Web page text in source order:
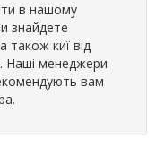
в нашому
знайдете
також киї від
Наші менеджери
вам